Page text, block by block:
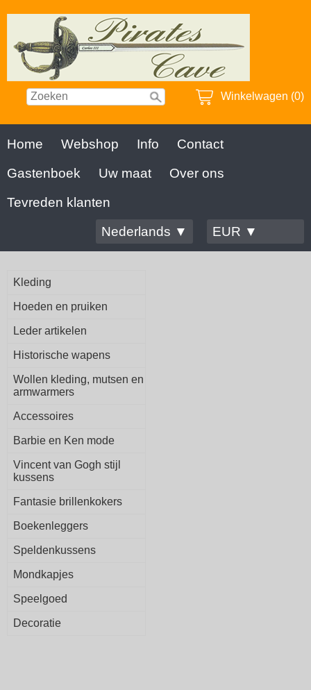
Winkelwagen (0)
Home Webshop Info
Contact
Gastenboek
Uw maat
Over ons
Tevreden klanten
Nederlands ▼
EUR ▼
Kleding
Hoeden en pruiken
Leder artikelen
Historische wapens
Wollen kleding, mutsen en
armwarmers
Accessoires
Barbie en Ken mode
Vincent van Gogh stijl
kussens
Fantasie brillenkokers
Boekenleggers
Speldenkussens
Mondkapjes
Speelgoed
Decoratie